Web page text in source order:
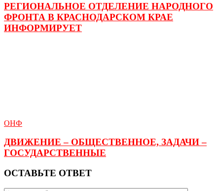
РЕГИОНАЛЬНОЕ ОТДЕЛЕНИЕ НАРОДНОГО
ФРОНТА В КРАСНОДАРСКОМ КРАЕ
ИНФОРМИРУЕТ
ОНФ
ДВИЖЕНИЕ – ОБЩЕСТВЕННОЕ, ЗАДАЧИ –
ГОСУДАРСТВЕННЫЕ
ОСТАВЬТЕ ОТВЕТ